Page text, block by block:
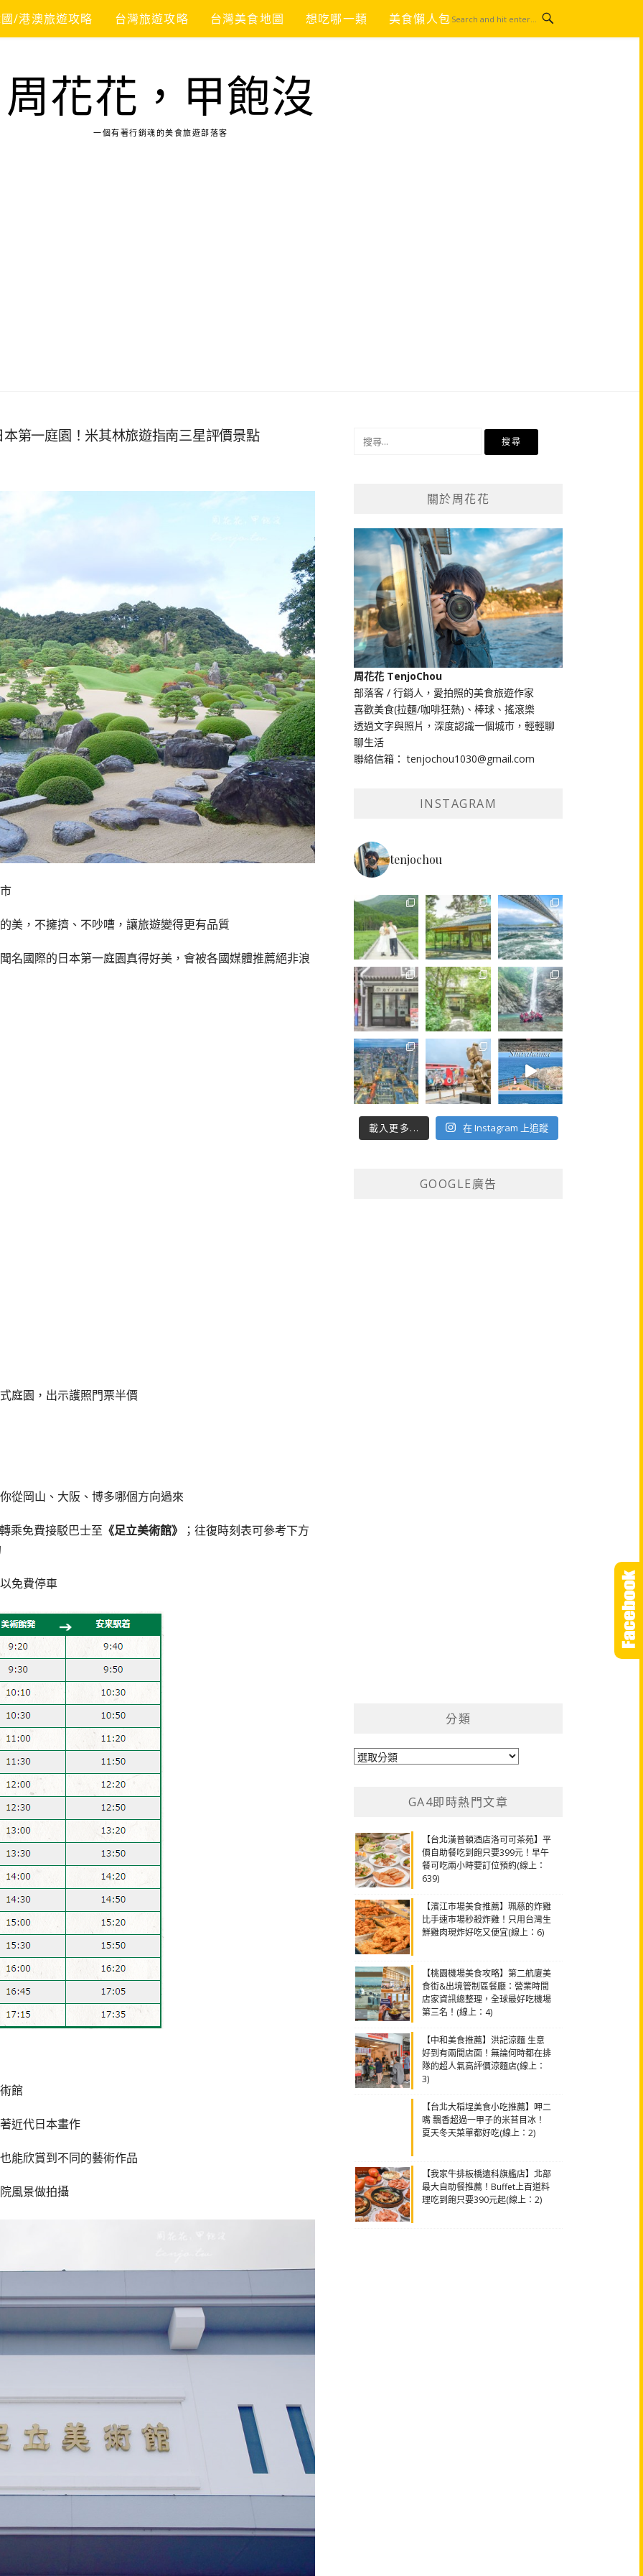
/港澳旅遊攻略 台灣旅遊攻略 台灣美食地圖 想吃哪一類 美食懶人包
周花花，甲飽沒
一個有著行銷魂的美食旅遊部落客
第一庭園！米其林旅遊指南三星評價景點
美，不擁擠、不吵嘈，讓旅遊變得更有品質
名國際的日本第一庭園真得好美，會被各國媒體推薦絕非浪
庭園，出示護照門票半價
從岡山、大阪、博多哪個方向過來
乘免費接駁巴士至 《足立美術館》
；往復時刻表可參考下方
免費停車
館
近代日本畫作
能欣賞到不同的藝術作品
風景做拍攝
關於周花花
周花花 TenjoChou
部落客 / 行銷人，愛拍照的美食旅遊作家
喜歡美食(拉麵/咖啡狂熱)、棒球、搖滾樂
透過文字與照片，深度認識一個城市，輕輕聊
聊生活
聯絡信箱： tenjochou1030@gmail.com
INSTAGRAM
tenjochou
載入更多... 在 Instagram 上追蹤
GOOGLE廣告
分類
分
GA4即時熱門文章
【台北漢普頓酒店洛可可茶苑】平
價自助餐吃到飽只要399元！早午
餐可吃兩小時要訂位預約(線上：
639)
【濱江市場美食推薦】珮慈的炸雞
比手速市場秒殺炸雞！只用台灣生
鮮雞肉現炸好吃又便宜(線上：6)
【桃園機場美食攻略】第二航廈美
食街&出境管制區餐廳：營業時間
店家資訊總整理，全球最好吃機場
第三名！(線上：4)
【中和美食推薦】洪記涼麵 生意
好到有兩間店面！無論何時都在排
隊的超人氣高評價涼麵店(線上：
3)
【台北大稻埕美食小吃推薦】呷二
嘴 飄香超過一甲子的米苔目冰！
夏天冬天菜單都好吃(線上：2)
【我家牛排板橋遠科旗艦店】北部
最大自助餐推薦！Buffet上百道料
理吃到飽只要390元起(線上：2)